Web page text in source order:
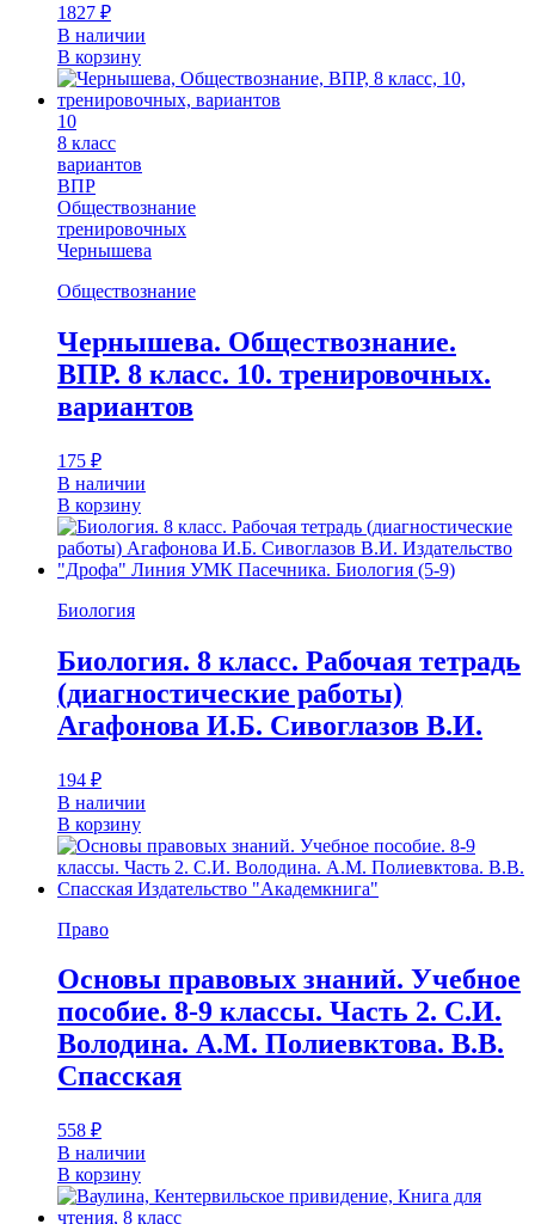
1827 ₽
В наличии
В корзину
10
8 класс
вариантов
ВПР
Обществознание
тренировочных
Чернышева
Обществознание
Чернышева. Обществознание.
ВПР. 8 класс. 10. тренировочных.
вариантов
175 ₽
В наличии
В корзину
Биология
Биология. 8 класс. Рабочая тетрадь
(диагностические работы)
Агафонова И.Б. Сивоглазов В.И.
194 ₽
В наличии
В корзину
Право
Основы правовых знаний. Учебное
пособие. 8-9 классы. Часть 2. С.И.
Володина. А.М. Полиевктова. В.В.
Спасская
558 ₽
В наличии
В корзину